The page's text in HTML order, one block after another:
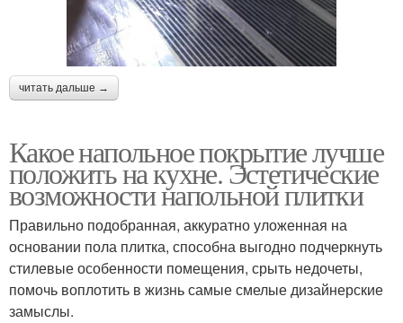
читать дальше →
Какое напольное покрытие лучше
положить на кухне. Эстетические
возможности напольной плитки
Правильно подобранная, аккуратно уложенная на
основании пола плитка, способна выгодно подчеркнуть
стилевые особенности помещения, срыть недочеты,
помочь воплотить в жизнь самые смелые дизайнерские
замыслы.